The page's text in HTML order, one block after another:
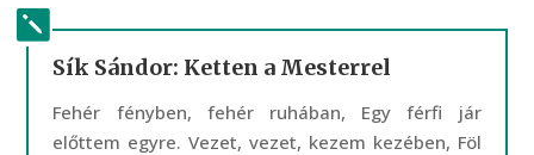
Sík Sándor: Ketten a Mesterrel
Fehér fényben, fehér ruhában, Egy férfi jár
előttem egyre. Vezet, vezet, kezem kezében, Föl